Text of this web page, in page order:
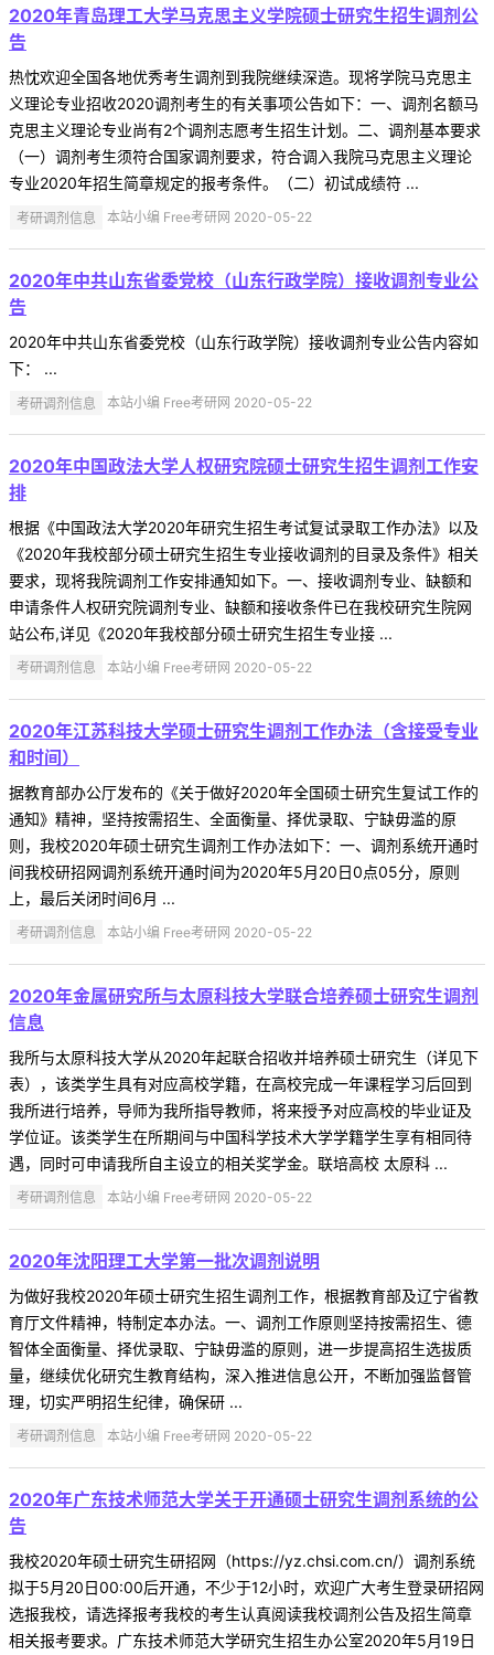
2020年青岛理工大学马克思主义学院硕士研究生招生调剂公
告
热忱欢迎全国各地优秀考生调剂到我院继续深造。现将学院马克思主
义理论专业招收2020调剂考生的有关事项公告如下：一、调剂名额马
克思主义理论专业尚有2个调剂志愿考生招生计划。二、调剂基本要求
（一）调剂考生须符合国家调剂要求，符合调入我院马克思主义理论
专业2020年招生简章规定的报考条件。（二）初试成绩符 ...
考研调剂信息 本站小编 Free考研网 2020-05-22
2020年中共山东省委党校（山东行政学院）接收调剂专业公
告
2020年中共山东省委党校（山东行政学院）接收调剂专业公告内容如
下： ...
考研调剂信息 本站小编 Free考研网 2020-05-22
2020年中国政法大学人权研究院硕士研究生招生调剂工作安
排
根据《中国政法大学2020年研究生招生考试复试录取工作办法》以及
《2020年我校部分硕士研究生招生专业接收调剂的目录及条件》相关
要求，现将我院调剂工作安排通知如下。一、接收调剂专业、缺额和
申请条件人权研究院调剂专业、缺额和接收条件已在我校研究生院网
站公布,详见《2020年我校部分硕士研究生招生专业接 ...
考研调剂信息 本站小编 Free考研网 2020-05-22
2020年江苏科技大学硕士研究生调剂工作办法（含接受专业
和时间）
据教育部办公厅发布的《关于做好2020年全国硕士研究生复试工作的
通知》精神，坚持按需招生、全面衡量、择优录取、宁缺毋滥的原
则，我校2020年硕士研究生调剂工作办法如下：一、调剂系统开通时
间我校研招网调剂系统开通时间为2020年5月20日0点05分，原则
上，最后关闭时间6月 ...
考研调剂信息 本站小编 Free考研网 2020-05-22
2020年金属研究所与太原科技大学联合培养硕士研究生调剂
信息
我所与太原科技大学从2020年起联合招收并培养硕士研究生（详见下
表），该类学生具有对应高校学籍，在高校完成一年课程学习后回到
我所进行培养，导师为我所指导教师，将来授予对应高校的毕业证及
学位证。该类学生在所期间与中国科学技术大学学籍学生享有相同待
遇，同时可申请我所自主设立的相关奖学金。联培高校 太原科 ...
考研调剂信息 本站小编 Free考研网 2020-05-22
2020年沈阳理工大学第一批次调剂说明
为做好我校2020年硕士研究生招生调剂工作，根据教育部及辽宁省教
育厅文件精神，特制定本办法。一、调剂工作原则坚持按需招生、德
智体全面衡量、择优录取、宁缺毋滥的原则，进一步提高招生选拔质
量，继续优化研究生教育结构，深入推进信息公开，不断加强监督管
理，切实严明招生纪律，确保研 ...
考研调剂信息 本站小编 Free考研网 2020-05-22
2020年广东技术师范大学关于开通硕士研究生调剂系统的公
告
我校2020年硕士研究生研招网（https://yz.chsi.com.cn/）调剂系统
拟于5月20日00:00后开通，不少于12小时，欢迎广大考生登录研招网
选报我校，请选择报考我校的考生认真阅读我校调剂公告及招生简章
相关报考要求。广东技术师范大学研究生招生办公室2020年5月19日